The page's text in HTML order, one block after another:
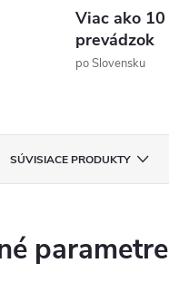
Viac ako 10
prevádzok
po Slovensku
SÚVISIACE PRODUKTY
parametre